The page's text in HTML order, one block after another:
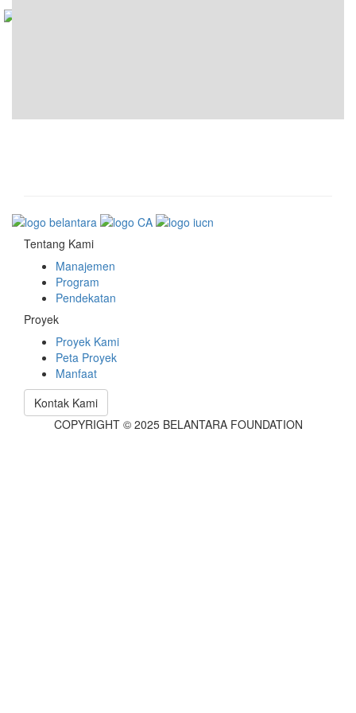
Tentang Kami
Manajemen
Program
Pendekatan
Proyek
Proyek Kami
Peta Proyek
Manfaat
Kontak Kami
COPYRIGHT © 2025 BELANTARA FOUNDATION